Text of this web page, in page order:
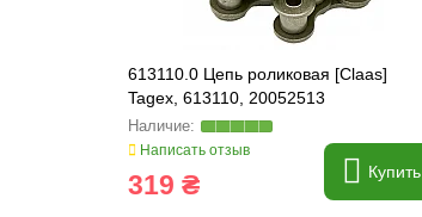
613110.0 Цепь роликовая [Claas]
Tagex, 613110, 20052513
Написать отзыв
319 ₴ Купить